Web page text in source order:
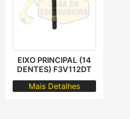
EIXO PRINCIPAL (14
DENTES) F3V112DT
Mais Detalhes